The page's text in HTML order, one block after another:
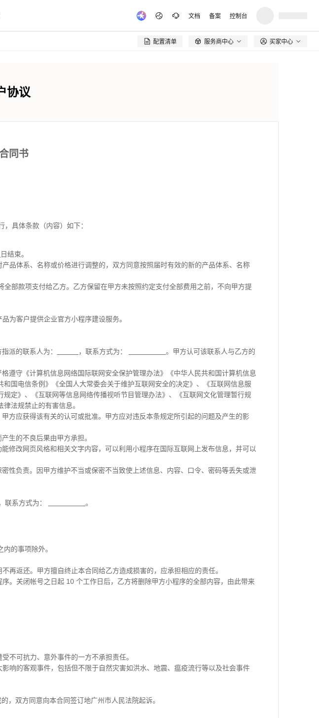
文档 备案 控制台
配置清单  服务商中心 买家中心
协议
同书
具体条款（内容）如下：
日结束。
品体系、名称或价格进行调整的，双方同意按照届时有效的新的产品体系、名称
部款项支付给乙方。乙方保留在甲方未按照约定支付全部费用之前，不向甲方提
为客户提供企业官方小程序建设服务。
派的联系人为：
，联系方式为：
。甲方认可该联系人与乙方的
遵守《计算机信息网络国际联网安全保护管理办法》《中华人民共和国计算机信息
国电信条例》《全国人大常委会关于维护互联网安全的决定》、《互联网信息服
定》、《互联网等信息网络传播视听节目管理办法》、《互联网文化管理暂行规
法规禁止的有害信息。
方应获得该有关的认可或批准。甲方应对违反本条规定所引起的问题及产生的影
生的不良后果由甲方承担。
修改网页风格和相关文字内容，可以利用小程序在国际互联网上发布信息，并可以
性负责。因甲方维护不当或保密不当致使上述信息、内容、口令、密码等丢失或泄
联系方式为：
。
的事项除外。
再返还。甲方擅自终止本合同给乙方造成损害的，应承担相应的责任。
。关闭帐号之日起 10 个工作日后，乙方将删除甲方小程序的全部内容，由此带来
不可抗力、意外事件的一方不承担责任。
响的客观事件，包括但不限于自然灾害如洪水、地震、瘟疫流行等以及社会事件
，双方同意向本合同签订地广州市人民法院起诉。